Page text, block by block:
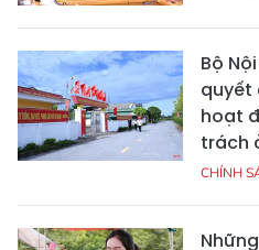
Bộ
quyết
hoạt
trách
CHÍNH